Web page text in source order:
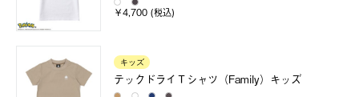
￥4,700 (税込)
キッズ
テックドライＴシャツ（Family）キッズ